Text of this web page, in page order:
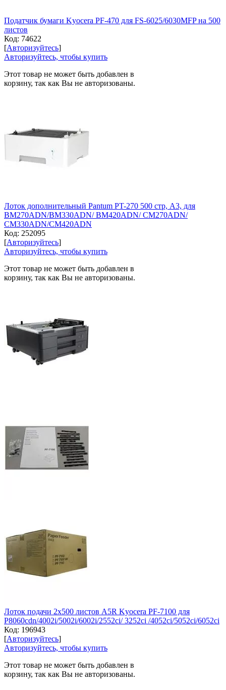
Податчик бумаги Kyocera PF-470 для FS-6025/6030MFP на 500
листов
Код: 74622
[Авторизуйтесь]
Авторизуйтесь, чтобы купить
Этот товар не может быть добавлен в
корзину, так как Вы не авторизованы.
Лоток дополнительный Pantum PT-270 500 стр, A3, для
BM270ADN/BM330ADN/ BM420ADN/ CM270ADN/
CM330ADN/CM420ADN
Код: 252095
[Авторизуйтесь]
Авторизуйтесь, чтобы купить
Этот товар не может быть добавлен в
корзину, так как Вы не авторизованы.
Лоток подачи 2x500 листов A5R Kyocera PF-7100 для
P8060cdn/4002i/5002i/6002i/2552ci/ 3252ci /4052ci/5052ci/6052ci
Код: 196943
[Авторизуйтесь]
Авторизуйтесь, чтобы купить
Этот товар не может быть добавлен в
корзину, так как Вы не авторизованы.